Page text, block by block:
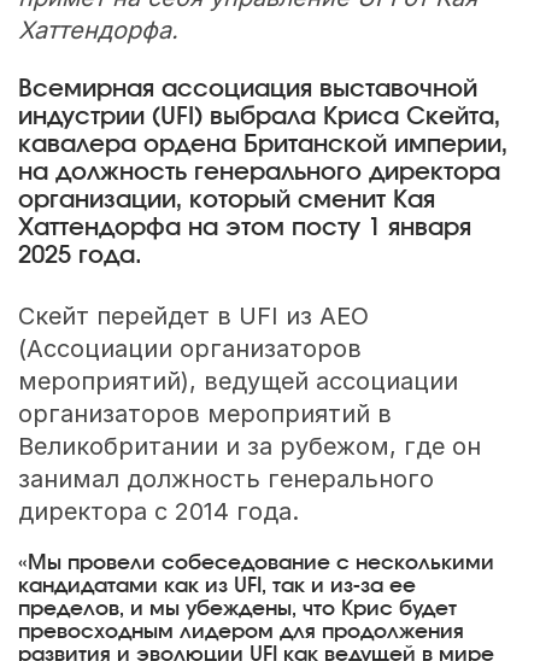
Хаттендорфа.
Всемирная ассоциация выставочной
индустрии (UFI) выбрала Криса Скейта,
кавалера ордена Британской империи,
на должность генерального директора
организации, который сменит Кая
Хаттендорфа на этом посту 1 января
2025 года.
Скейт перейдет в UFI из AEO
(Ассоциации организаторов
мероприятий), ведущей ассоциации
организаторов мероприятий в
Великобритании и за рубежом, где он
занимал должность генерального
директора с 2014 года.
«Мы провели собеседование с несколькими
кандидатами как из UFI, так и из-за ее
пределов, и мы убеждены, что Крис будет
превосходным лидером для продолжения
развития и эволюции UFI как ведущей в мире